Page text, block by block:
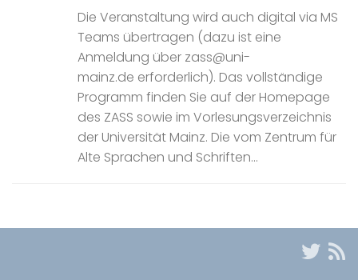
Die Veranstaltung wird auch digital via MS
Teams übertragen (dazu ist eine
Anmeldung über zass@uni-
mainz.de erforderlich). Das vollständige
Programm finden Sie auf der Homepage
des ZASS sowie im Vorlesungsverzeichnis
der Universität Mainz. Die vom Zentrum für
Alte Sprachen und Schriften...